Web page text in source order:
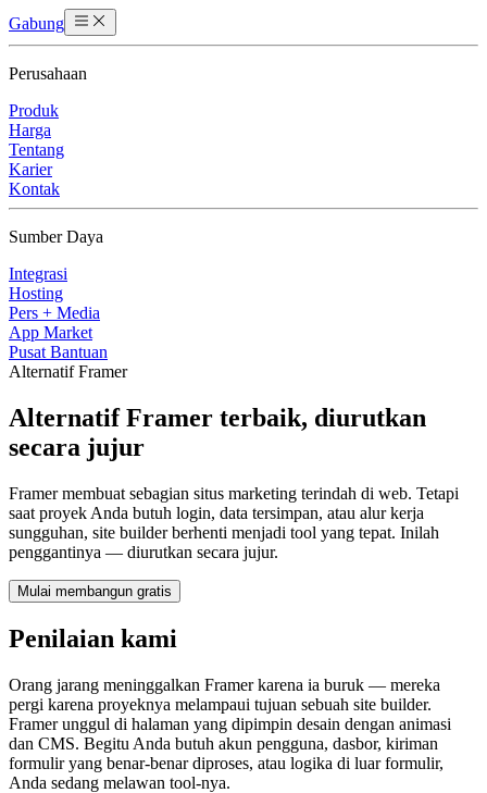
Gabung
Perusahaan
Produk
Harga
Tentang
Karier
Kontak
Sumber Daya
Integrasi
Hosting
Pers + Media
App Market
Pusat Bantuan
Alternatif Framer
Alternatif Framer terbaik, diurutkan
secara jujur
Framer membuat sebagian situs marketing terindah di web. Tetapi
saat proyek Anda butuh login, data tersimpan, atau alur kerja
sungguhan, site builder berhenti menjadi tool yang tepat. Inilah
penggantinya — diurutkan secara jujur.
Mulai membangun gratis
Penilaian kami
Orang jarang meninggalkan Framer karena ia buruk — mereka
pergi karena proyeknya melampaui tujuan sebuah site builder.
Framer unggul di halaman yang dipimpin desain dengan animasi
dan CMS. Begitu Anda butuh akun pengguna, dasbor, kiriman
formulir yang benar-benar diproses, atau logika di luar formulir,
Anda sedang melawan tool-nya.